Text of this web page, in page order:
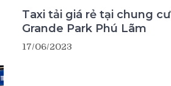
Taxi tải giá rẻ tại chung cư
Grande Park Phú Lãm
17/06/2023